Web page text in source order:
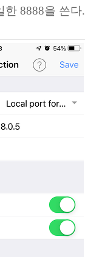
한 8888을 쓴다.